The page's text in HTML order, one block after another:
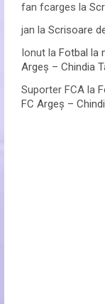
fan fcarges la
jan la Scrisoare
Ionutla Fotbal la
Argeș – Chindia
Suporter FCAla
FC Argeș –